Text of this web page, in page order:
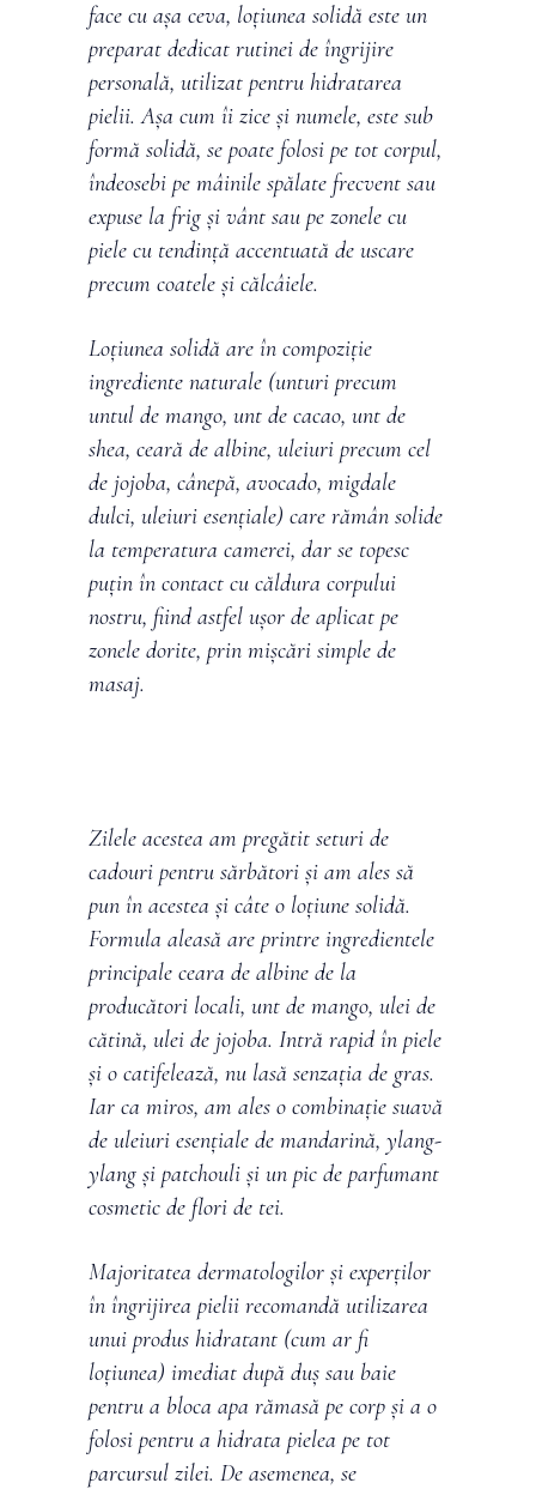
face cu așa ceva, loțiunea solidă este un
preparat dedicat rutinei de îngrijire
personală, utilizat pentru hidratarea
pielii. Așa cum îi zice și numele, este sub
formă solidă, se poate folosi pe tot corpul,
îndeosebi pe mâinile spălate frecvent sau
expuse la frig și vânt sau pe zonele cu
piele cu tendință accentuată de uscare
precum coatele și călcâiele.
Loțiunea solidă are în compoziție
ingrediente naturale (unturi precum
untul de mango, unt de cacao, unt de
shea, ceară de albine, uleiuri precum cel
de jojoba, cânepă, avocado, migdale
dulci, uleiuri esențiale) care rămân solide
la temperatura camerei, dar se topesc
puțin în contact cu căldura corpului
nostru, fiind astfel ușor de aplicat pe
zonele dorite, prin mișcări simple de
masaj.
Zilele acestea am pregătit seturi de
cadouri pentru sărbători și am ales să
pun în acestea și câte o loțiune solidă.
Formula aleasă are printre ingredientele
principale ceara de albine de la
producători locali, unt de mango, ulei de
cătină, ulei de jojoba. Intră rapid în piele
și o catifelează, nu lasă senzația de gras.
Iar ca miros, am ales o combinație suavă
de uleiuri esențiale de mandarină, ylang-
ylang și patchouli și un pic de parfumant
cosmetic de flori de tei.
Majoritatea dermatologilor și experților
în îngrijirea pielii recomandă utilizarea
unui produs hidratant (cum ar fi
loțiunea) imediat după duș sau baie
pentru a bloca apa rămasă pe corp și a o
folosi pentru a hidrata pielea pe tot
parcursul zilei. De asemenea, se